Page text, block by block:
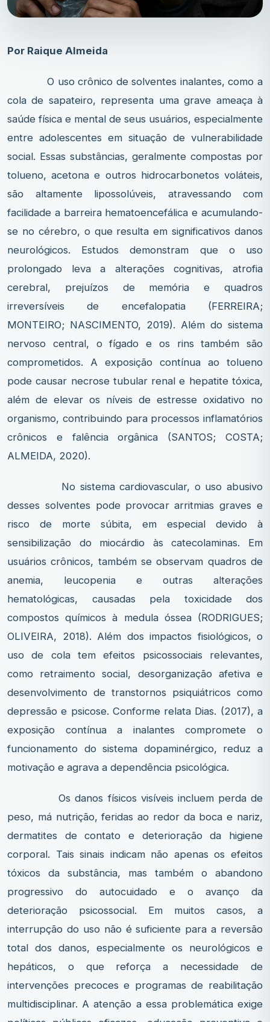
Por Raique Almeida
O uso crônico de solventes inalantes, como a
cola de sapateiro, representa uma grave ameaça à
saúde física e mental de seus usuários, especialmente
entre adolescentes em situação de vulnerabilidade
social. Essas substâncias, geralmente compostas por
tolueno, acetona e outros hidrocarbonetos voláteis,
são altamente lipossolúveis, atravessando com
facilidade a barreira hematoencefálica e acumulando-
se no cérebro, o que resulta em significativos danos
neurológicos. Estudos demonstram que o uso
prolongado leva a alterações cognitivas, atrofia
cerebral, prejuízos de memória e quadros
irreversíveis de encefalopatia (FERREIRA;
MONTEIRO; NASCIMENTO, 2019). Além do sistema
nervoso central, o fígado e os rins também são
comprometidos. A exposição contínua ao tolueno
pode causar necrose tubular renal e hepatite tóxica,
além de elevar os níveis de estresse oxidativo no
organismo, contribuindo para processos inflamatórios
crônicos e falência orgânica (SANTOS; COSTA;
ALMEIDA, 2020).
No sistema cardiovascular, o uso abusivo
desses solventes pode provocar arritmias graves e
risco de morte súbita, em especial devido à
sensibilização do miocárdio às catecolaminas. Em
usuários crônicos, também se observam quadros de
anemia, leucopenia e outras alterações
hematológicas, causadas pela toxicidade dos
compostos químicos à medula óssea (RODRIGUES;
OLIVEIRA, 2018). Além dos impactos fisiológicos, o
uso de cola tem efeitos psicossociais relevantes,
como retraimento social, desorganização afetiva e
desenvolvimento de transtornos psiquiátricos como
depressão e psicose. Conforme relata Dias. (2017), a
exposição contínua a inalantes compromete o
funcionamento do sistema dopaminérgico, reduz a
motivação e agrava a dependência psicológica.
Os danos físicos visíveis incluem perda de
peso, má nutrição, feridas ao redor da boca e nariz,
dermatites de contato e deterioração da higiene
corporal. Tais sinais indicam não apenas os efeitos
tóxicos da substância, mas também o abandono
progressivo do autocuidado e o avanço da
deterioração psicossocial. Em muitos casos, a
interrupção do uso não é suficiente para a reversão
total dos danos, especialmente os neurológicos e
hepáticos, o que reforça a necessidade de
intervenções precoces e programas de reabilitação
multidisciplinar. A atenção a essa problemática exige